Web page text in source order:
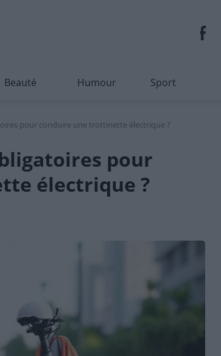
Beauté Humour Sport
pour conduire une trottinette électrique ?
pour
électrique ?